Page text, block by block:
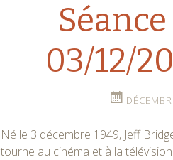
03/12/
Né le 3 décembre 1949, Jeff
tourne au cinéma et à la télévision